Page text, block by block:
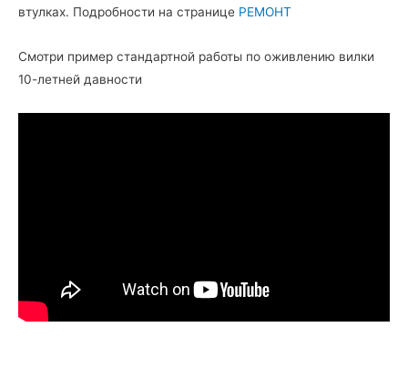
втулках. Подробности на странице РЕМОНТ
Смотри пример стандартной работы по оживлению вилки
10-летней давности